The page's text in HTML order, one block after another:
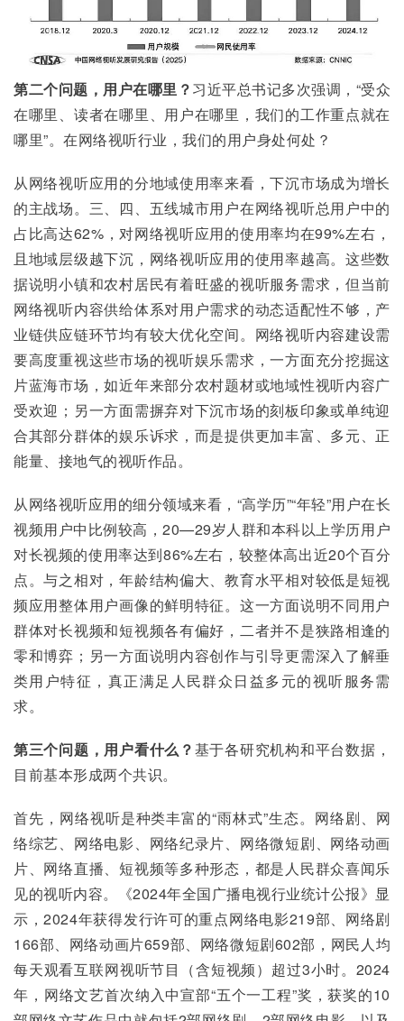
第二个问题，用户在哪里？习近平总书记多次强调，“受众
在哪里、读者在哪里、用户在哪里，我们的工作重点就在
哪里”。在网络视听行业，我们的用户身处何处？
从网络视听应用的分地域使用率来看，下沉市场成为增长
的主战场。三、四、五线城市用户在网络视听总用户中的
占比高达62%，对网络视听应用的使用率均在99%左右，
且地域层级越下沉，网络视听应用的使用率越高。这些数
据说明小镇和农村居民有着旺盛的视听服务需求，但当前
网络视听内容供给体系对用户需求的动态适配性不够，产
业链供应链环节均有较大优化空间。网络视听内容建设需
要高度重视这些市场的视听娱乐需求，一方面充分挖掘这
片蓝海市场，如近年来部分农村题材或地域性视听内容广
受欢迎；另一方面需摒弃对下沉市场的刻板印象或单纯迎
合其部分群体的娱乐诉求，而是提供更加丰富、多元、正
能量、接地气的视听作品。
从网络视听应用的细分领域来看，“高学历”“年轻”用户在长
视频用户中比例较高，20—29岁人群和本科以上学历用户
对长视频的使用率达到86%左右，较整体高出近20个百分
点。与之相对，年龄结构偏大、教育水平相对较低是短视
频应用整体用户画像的鲜明特征。这一方面说明不同用户
群体对长视频和短视频各有偏好，二者并不是狭路相逢的
零和博弈；另一方面说明内容创作与引导更需深入了解垂
类用户特征，真正满足人民群众日益多元的视听服务需
求。
第三个问题，用户看什么？基于各研究机构和平台数据，
目前基本形成两个共识。
首先，网络视听是种类丰富的“雨林式”生态。网络剧、网
络综艺、网络电影、网络纪录片、网络微短剧、网络动画
片、网络直播、短视频等多种形态，都是人民群众喜闻乐
见的视听内容。《2024年全国广播电视行业统计公报》显
示，2024年获得发行许可的重点网络电影219部、网络剧
166部、网络动画片659部、网络微短剧602部，网民人均
每天观看互联网视听节目（含短视频）超过3小时。2024
年，网络文艺首次纳入中宣部“五个一工程”奖，获奖的10